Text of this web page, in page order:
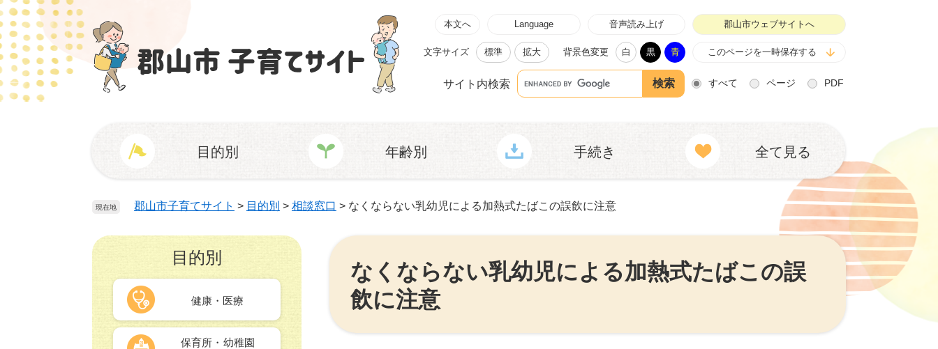
ペ
ー
ジ
の
先
頭
メ
ニ
ュ
ー
を
飛
本文へ Language 音声読み上げ 郡山市ウェブサイトへ
文字サイズ 標準 拡大 背景色変更 白 黒 青 このページを一時保存する
サイト内検索
G
o
タ
ム
すべて ページ PDF
目的別 年齢別 手続き 全て見る
現在地 郡山市子育てサイト > 目的別 > 相談窓口 > なくならない乳幼児による加熱式たばこの誤飲に注意
本
文
なくならない乳幼児による加熱式たばこの誤
飲に注意
目的別
健康・医療
保育所・幼稚園